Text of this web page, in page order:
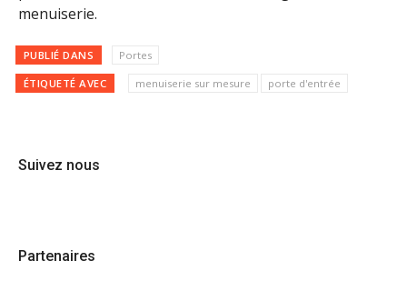
menuiserie.
PUBLIÉ DANS Portes
ÉTIQUETÉ AVEC menuiserie sur mesure porte d'entrée
Suivez nous
Partenaires